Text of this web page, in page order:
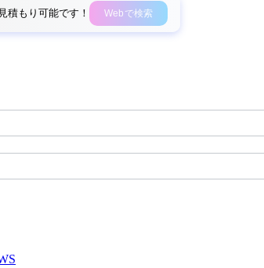
積もり可能です！ Webで検索